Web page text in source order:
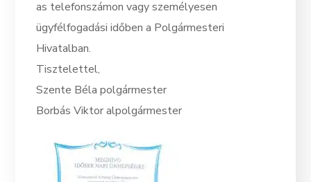
as telefonszámon vagy személyesen
ügyfélfogadási időben a Polgármesteri
Hivatalban.
Tisztelettel,
Szente Béla polgármester
Borbás Viktor alpolgármester